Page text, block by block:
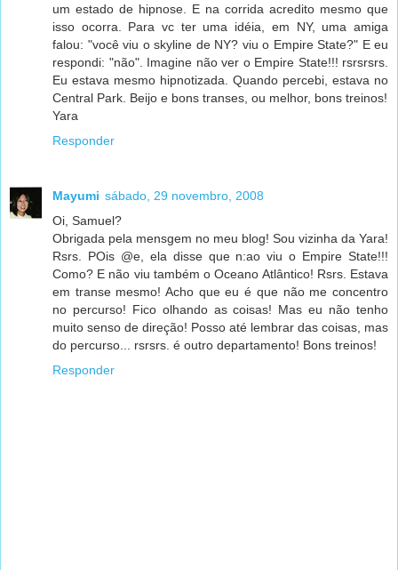
um estado de hipnose. E na corrida acredito mesmo que
isso ocorra. Para vc ter uma idéia, em NY, uma amiga
falou: "você viu o skyline de NY? viu o Empire State?" E eu
respondi: "não". Imagine não ver o Empire State!!! rsrsrsrs.
Eu estava mesmo hipnotizada. Quando percebi, estava no
Central Park. Beijo e bons transes, ou melhor, bons treinos!
Yara
Responder
Mayumi sábado, 29 novembro, 2008
Oi, Samuel?
Obrigada pela mensgem no meu blog! Sou vizinha da Yara!
Rsrs. POis @e, ela disse que n:ao viu o Empire State!!!
Como? E não viu também o Oceano Atlântico! Rsrs. Estava
em transe mesmo! Acho que eu é que não me concentro
no percurso! Fico olhando as coisas! Mas eu não tenho
muito senso de direção! Posso até lembrar das coisas, mas
do percurso... rsrsrs. é outro departamento! Bons treinos!
Responder